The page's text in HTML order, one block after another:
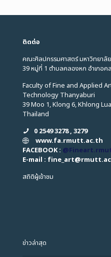
ติดต่อ
คณะศิลปกรรมศาสตร์ มหาวิทยาลั
39 หมู่ที่ 1 ตำบลคลองหก อำเภอ
Faculty of Fine and Applied
Technology Thanyaburi
39 Moo 1, Klong 6, Khlong
Thailand
0 2549 3278 , 3279
www.fa.rmutt.ac.th
FACEBOOK :
E-mail : fine_art@
สถิติผู้เข้าชม
ข่าวล่าสุด